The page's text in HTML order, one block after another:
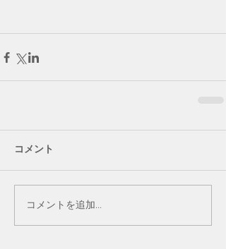
コメント
コメントを追加…